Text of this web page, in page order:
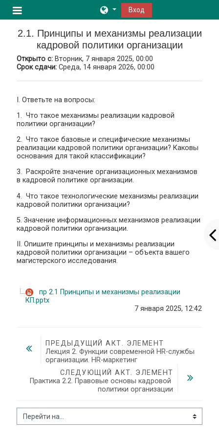
Боковая панель
Вход
2.1. Принципы и механизмы реализации
кадровой политики организации
Открыто с: Вторник, 7 января 2025, 00:00
Срок сдачи: Среда, 14 января 2026, 00:00
I. Ответьте на вопросы:
1. Что такое механизмы реализации кадровой
политики организации?
2. Что такое базовые и специфические механизмы
реализации кадровой политики организации? Каковы
основания для такой классификации?
3. Раскройте значение организационных механизмов
в кадровой политике организации.
4. Что такое технологические механизмы реализации
кадровой политики организации?
5. Значение информационных механизмов реализации
кадровой политики организации.
II. Опишите принципы и механизмы реализации
кадровой политики организации – объекта вашего
магистерского исследования.
пр 2.1 Принципы и механизмы реализации
КП.pptx
7 января 2025, 12:42
ПРЕДЫДУЩИЙ АКТ. ЭЛЕМЕНТ
Лекция 2. Функции современной HR-службы
организации. HR-маркетинг
СЛЕДУЮЩИЙ АКТ. ЭЛЕМЕНТ
Практика 2.2. Правовые основы кадровой
политики организации
Перейти на...